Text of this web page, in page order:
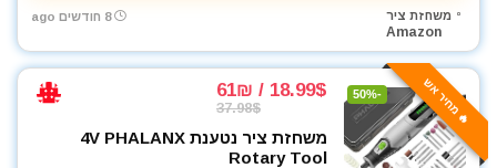
משחזת ציר
Amazon
8 חודשים ago
🔥 מחיר אש -50%
18.99$ / 61₪
37.98$
משחזת ציר נטענת 4V PHALANX
Rotary Tool